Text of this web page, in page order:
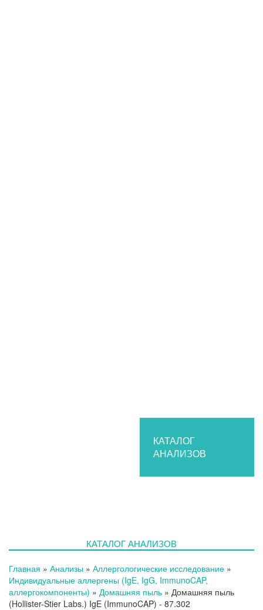
Структура лаборатории
Нормативные документы
Блог
Выезды на дом
Контакты
КАТАЛОГ
АНАЛИЗОВ
КАТАЛОГ АНАЛИЗОВ
Главная » Анализы » Аллергологические исследование »
Индивидуальные аллергены (IgE, IgG, ImmunoCAP,
аллергокомпоненты) » Домашняя пыль » Домашняя пыль
(Hollister-Stier Labs.) IgE (ImmunoCAP) - 87.302